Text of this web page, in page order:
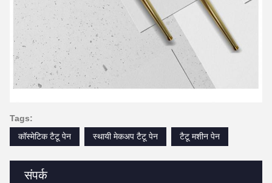
संपर्क
Tags:
कॉस्मेटिक टैटू पेन
स्थायी मेकअप टैटू पेन टैटू मशीन पेन